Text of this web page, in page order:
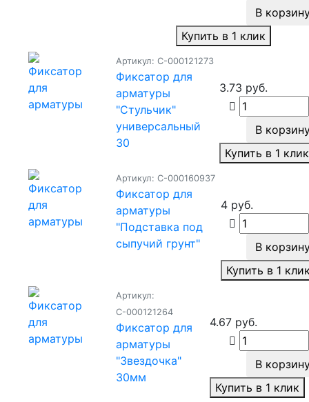
В
Купить в 1 клик
Артикул: С-000121273
Фиксатор для
арматуры
"Стульчик"
универсальный
30
3.73 руб.
В
Купить в 1 клик
Артикул: С-000160937
Фиксатор для
арматуры
"Подставка под
сыпучий грунт"
4 руб.
В
Купить в 1
Артикул:
С-000121264
Фиксатор для
арматуры
"Звездочка"
30мм
4.67 руб.
В
Купить в 1 клик